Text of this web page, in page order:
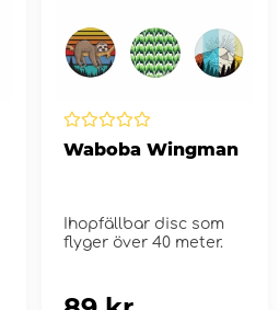
Waboba Wingman
Ihopfällbar disc som
flyger över 40 meter.